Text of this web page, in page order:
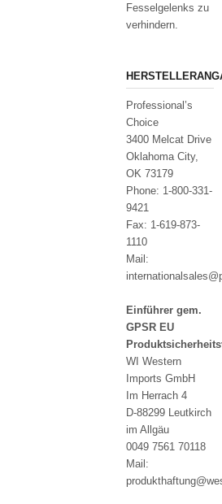
Fesselgelenks zu
verhindern.
Professional’s
Choice
3400 Melcat Drive
Oklahoma City,
OK 73179
Phone: 1-800-331-
9421
Fax: 1-619-873-
1110
Mail:
Einführer gem.
GPSR EU
WI Western
Imports GmbH
Im Herrach 4
D-88299 Leutkirch
im Allgäu
0049 7561 70118
Mail: